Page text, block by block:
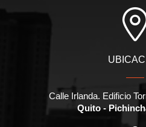
Calle Irlanda. Edificio
Quito -